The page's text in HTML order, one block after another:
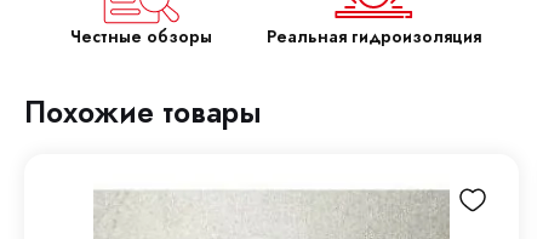
Честные обзоры Реальная гидроизоляция
Похожие товары